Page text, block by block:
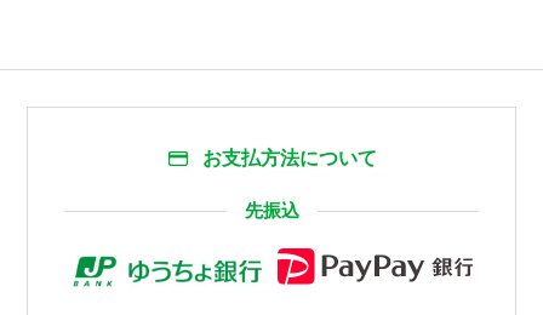
お支払方法について
先振込